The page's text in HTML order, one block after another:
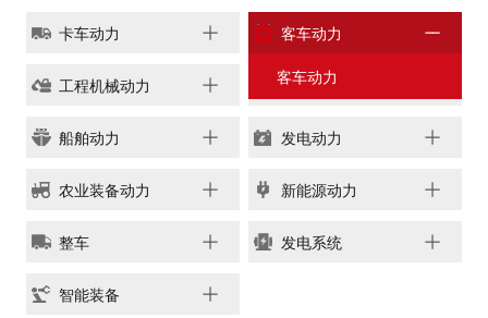
区驻外销售大区、13个
玉柴芯蓝驻外销售大区、
市场部、6400多家服务
网点；在亚洲、美洲、非
个销售大区、8个船电驻
务代理商，44家船电销
链、物流及供应链服务，
三大产业板块，在广西、
广东、江苏、安徽、湖
北、重庆、辽宁等地均有
产业基地布局。
了解更多
卡车动力
客车动力
客车动力
工程机械动力 工业动力
船舶动力 发电动力
农业装备动力 新能源动力
整车 发电系统
智能装备